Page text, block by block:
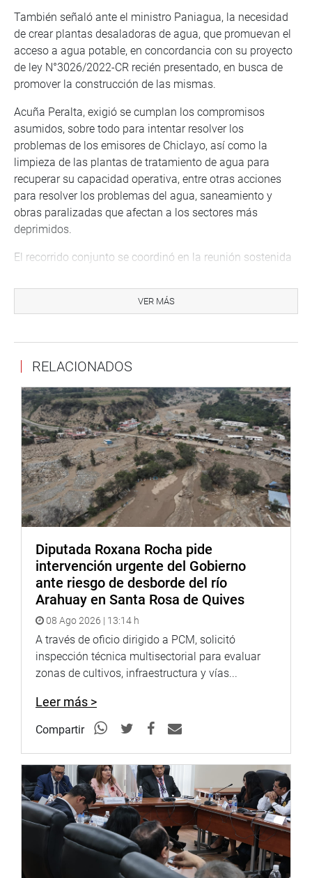
También señaló ante el ministro Paniagua, la necesidad
de crear plantas desaladoras de agua, que promuevan el
acceso a agua potable, en concordancia con su proyecto
de ley N°3026/2022-CR recién presentado, en busca de
promover la construcción de las mismas.
Acuña Peralta, exigió se cumplan los compromisos
asumidos, sobre todo para intentar resolver los
problemas de los emisores de Chiclayo, así como la
limpieza de las plantas de tratamiento de agua para
recuperar su capacidad operativa, entre otras acciones
para resolver los problemas del agua, saneamiento y
obras paralizadas que afectan a los sectores más
deprimidos.
El recorrido conjunto se coordinó en la reunión sostenida
parlamentaria, que destacó la gran necesidad de la
población lambayecana de acceder el saneamiento
VER MÁS
RELACIONADOS
Diputada Roxana Rocha pide
intervención urgente del Gobierno
ante riesgo de desborde del río
Arahuay en Santa Rosa de Quives
08 Ago 2026 | 13:14 h
A través de oficio dirigido a PCM, solicitó
inspección técnica multisectorial para evaluar
zonas de cultivos, infraestructura y vías...
Leer más >
Compartir